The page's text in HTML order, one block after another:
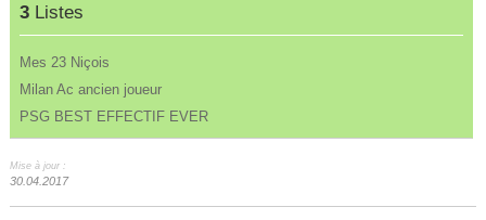
3 Listes
Mes 23 Niçois
Milan Ac ancien joueur
PSG BEST EFFECTIF EVER
Mise à jour :
30.04.2017